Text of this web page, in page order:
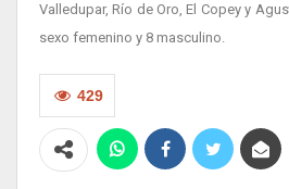
Valledupar, Río de Oro, El Copey y
sexo femenino y 8 masculino.
429